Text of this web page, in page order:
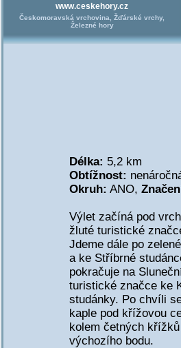
www.ceskehory.cz
Českomoravská vrchovina, Žďárské vrchy,
Železné hory
Délka: 5,2 km
Obtížnost:
Okruh: ANO,
Výlet začíná pod
žluté turistické
Jdeme dále po
a ke Stříbrné
pokračuje na
turistické značce ke
studánky. Po chvíli
kaple pod křížovou
kolem četných
výchozího bodu.